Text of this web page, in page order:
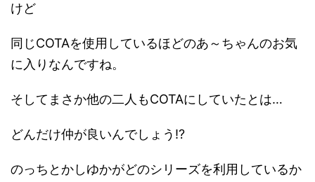
けど
同じCOTAを使用しているほどのあ～ちゃんのお気
に入りなんですね。
そしてまさか他の二人もCOTAにしていたとは…
どんだけ仲が良いんでしょう!?
のっちとかしゆかがどのシリーズを利用しているか